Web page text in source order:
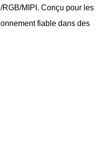
MIPI. Conçu pour les
fiable dans des